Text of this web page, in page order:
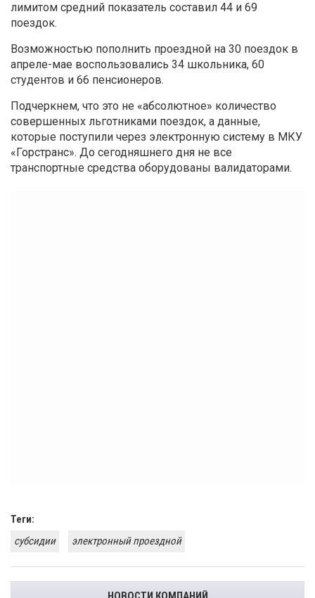
лимитом средний показатель составил 44 и 69
поездок.
Возможностью пополнить проездной на 30 поездок в
апреле-мае воспользовались 34 школьника, 60
студентов и 66 пенсионеров.
Подчеркнем, что это не «абсолютное» количество
совершенных льготниками поездок, а данные,
которые поступили через электронную систему в МКУ
«Горстранс». До сегодняшнего дня не все
транспортные средства оборудованы валидаторами.
Теги:
субсидии
электронный проездной